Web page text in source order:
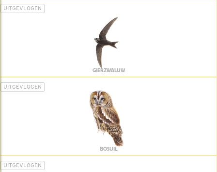
UITGEVLOGEN
GIERZWALUW
UITGEVLOGEN
BOSUIL
UITGEVLOGEN